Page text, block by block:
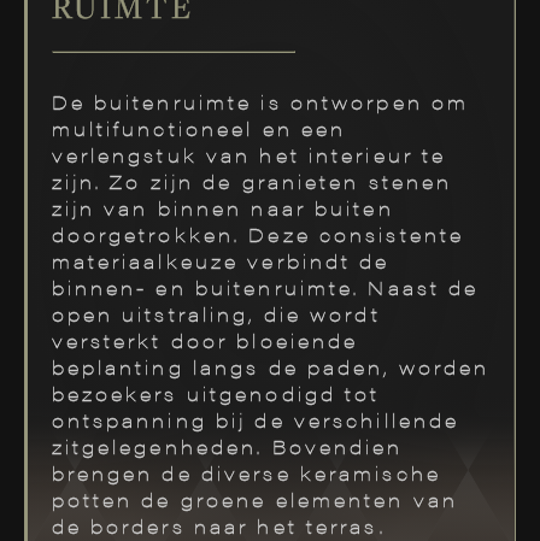
De buitenruimte is ontworpen om
multifunctioneel en een
verlengstuk van het interieur te
zijn. Zo zijn de granieten stenen
zijn van binnen naar buiten
doorgetrokken. Deze consistente
materiaalkeuze verbindt de
binnen- en buitenruimte. Naast de
open uitstraling, die wordt
versterkt door bloeiende
beplanting langs de paden, worden
bezoekers uitgenodigd tot
ontspanning bij de verschillende
zitgelegenheden. Bovendien
brengen de diverse keramische
potten de groene elementen van
de borders naar het terras.